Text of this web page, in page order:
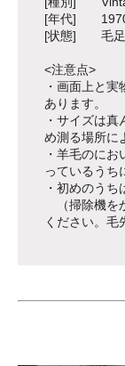
[年代]
[状態] 毛足
<注意点>
・画面上と
あります。
・サイズは
め測る場所に
・羊毛のに
っているうち
・初めのうち
（掃除機を
ください。毛